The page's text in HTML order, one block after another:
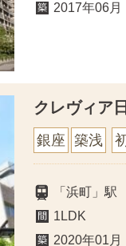
2017年06月
クレヴィア
銀座 築浅
「浜町」
1LDK
2020年01月